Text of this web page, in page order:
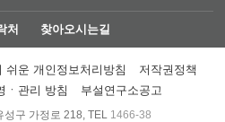
처 찾아오시는길
쉬운 개인정보처리방침
저작권정책
ㆍ관리 방침
부설연구소공고
구 가정로 218, TEL 1466-38